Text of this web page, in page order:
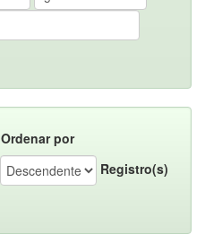
Ordenar por
Registro(s)